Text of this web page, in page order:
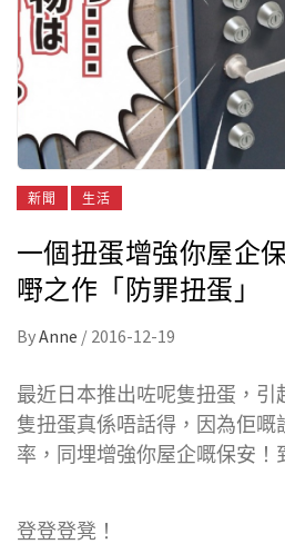
新聞 生活
一個扭蛋增強你屋企
嘢之作「防罪扭蛋」
ByAnne / 2016-12-19
最近日本推出咗呢隻扭蛋，引
隻扭蛋真係唔話得，因為佢
率，同埋增強你屋企嘅保安！
登登登凳！